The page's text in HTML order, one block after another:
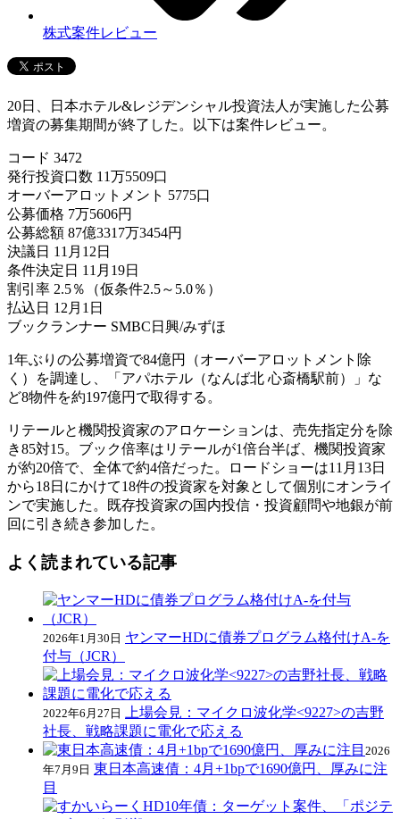
株式案件レビュー
20日、日本ホテル&レジデンシャル投資法人が実施した公募
増資の募集期間が終了した。以下は案件レビュー。
コード 3472
発行投資口数 11万5509口
オーバーアロットメント 5775口
公募価格 7万5606円
公募総額 87億3317万3454円
決議日 11月12日
条件決定日 11月19日
割引率 2.5％（仮条件2.5～5.0％）
払込日 12月1日
ブックランナー SMBC日興/みずほ
1年ぶりの公募増資で84億円（オーバーアロットメント除
く）を調達し、「アパホテル（なんば北 心斎橋駅前）」な
ど8物件を約197億円で取得する。
リテールと機関投資家のアロケーションは、売先指定分を除
き85対15。ブック倍率はリテールが1倍台半ば、機関投資家
が約20倍で、全体で約4倍だった。ロードショーは11月13日
から18日にかけて18件の投資家を対象として個別にオンライ
ンで実施した。既存投資家の国内投信・投資顧問や地銀が前
回に引き続き参加した。
よく読まれている記事
2026年1月30日 ヤンマーHDに債券プログラム格付けA-を
付与（JCR）
2022年6月27日
上場会見：マイクロ波化学<9227>の吉野
社長、戦略課題に電化で応える
2026
年7月9日 東日本高速債：4月+1bpで1690億円、厚みに注
目